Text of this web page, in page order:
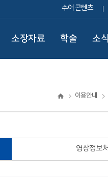
수어 콘텐츠
소장자료 학술 소식
이용안내
영상정보